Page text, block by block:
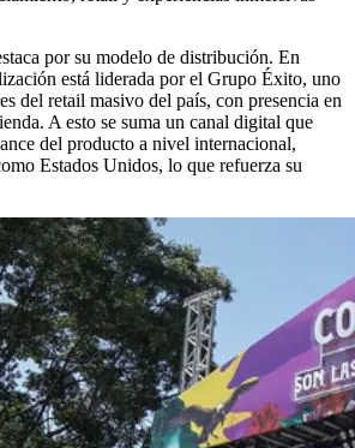
por su modelo de distribución. En
está liderada por el Grupo Éxito, uno
del retail masivo del país, con presencia en
A esto se suma un canal digital que
del producto a nivel internacional,
Estados Unidos, lo que refuerza su